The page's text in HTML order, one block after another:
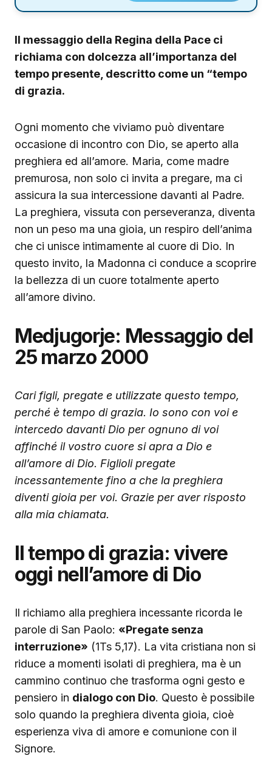
Il messaggio della Regina della Pace ci
richiama con dolcezza all’importanza del
tempo presente, descritto come un “tempo
di grazia.
Ogni momento che viviamo può diventare
occasione di incontro con Dio, se aperto alla
preghiera ed all’amore. Maria, come madre
premurosa, non solo ci invita a pregare, ma ci
assicura la sua intercessione davanti al Padre.
La preghiera, vissuta con perseveranza, diventa
non un peso ma una gioia, un respiro dell’anima
che ci unisce intimamente al cuore di Dio. In
questo invito, la Madonna ci conduce a scoprire
la bellezza di un cuore totalmente aperto
all’amore divino.
Medjugorje: Messaggio del
25 marzo 2000
Cari figli, pregate e utilizzate questo tempo,
perché è tempo di grazia. Io sono con voi e
intercedo davanti Dio per ognuno di voi
affinché il vostro cuore si apra a Dio e
all’amore di Dio. Figlioli pregate
incessantemente fino a che la preghiera
diventi gioia per voi. Grazie per aver risposto
alla mia chiamata.
Il tempo di grazia: vivere
oggi nell’amore di Dio
Il richiamo alla preghiera incessante ricorda le
parole di San Paolo: «Pregate senza
interruzione» (1Ts 5,17). La vita cristiana non si
riduce a momenti isolati di preghiera, ma è un
cammino continuo che trasforma ogni gesto e
pensiero in dialogo con Dio. Questo è possibile
solo quando la preghiera diventa gioia, cioè
esperienza viva di amore e comunione con il
Signore.